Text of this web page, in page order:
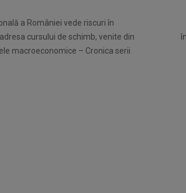
a României vede riscuri în
cursului de schimb, venite din
macroeconomice – Cronica serii